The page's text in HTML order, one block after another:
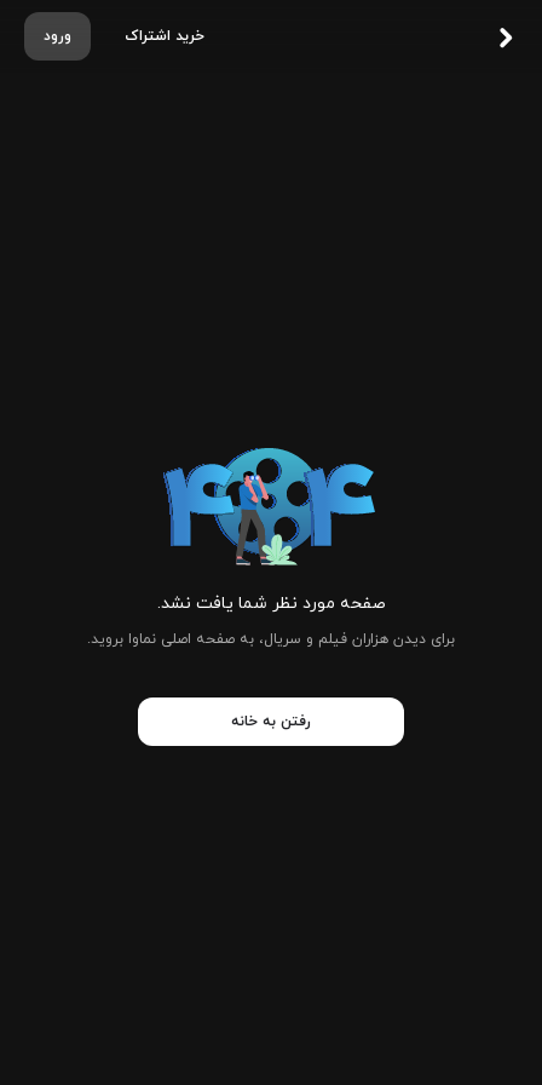
ورود خرید اشتراک
صفحه مورد نظر شما یافت نشد.
برای دیدن هزاران فیلم و سریال، به صفحه اصلی نماوا بروید.
رفتن به خانه